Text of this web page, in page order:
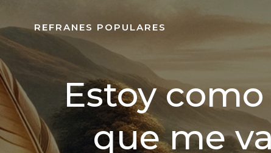
REFRANES POPULARES
Estoy
que me